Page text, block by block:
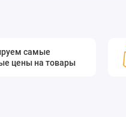
самые
цены на товары